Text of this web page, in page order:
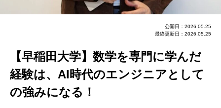
公開日：2026.05.25
最終更新日：2026.05.25
【早稲田大学】数学を専門に学んだ
経験は、AI時代のエンジニアとして
の強みになる！